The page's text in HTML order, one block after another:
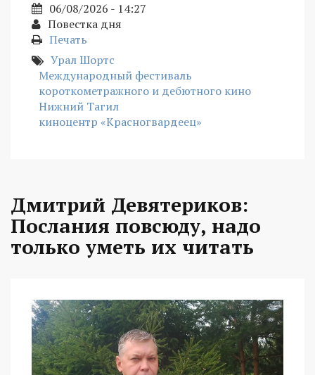
06/08/2026 - 14:27
Повестка дня
Печать
Урал Шортс
Международный фестиваль
короткометражного и дебютного кино
Нижний Тагил
киноцентр «Красногвардеец»
Дмитрий Девятериков:
Послания повсюду, надо
только уметь их читать